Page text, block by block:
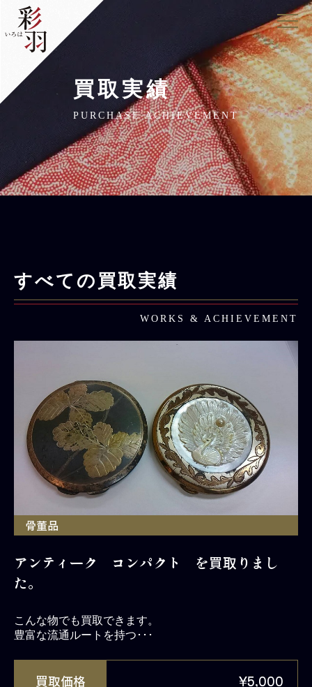
買取実績
PURCHASE ACHIEVEMENT
すべての買取実績
WORKS & ACHIEVEMENT
骨董品
アンティーク コンパクト を買取りまし
た。
こんな物でも買取できます。
豊富な流通ルートを持つ･･･
買取価格 ¥5,000